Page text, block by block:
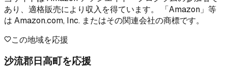
あり、適格販売により収入を得ています。 「Amazon」等
は Amazon.com, Inc. またはその関連会社の商標です。
この地域を応援
沙流郡日高町を応援